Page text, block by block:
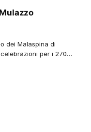
dei Malaspina di
per i 270…